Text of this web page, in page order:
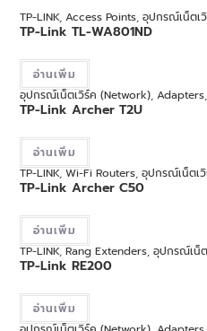
TP-LINK,Access Points,อุปกรณ์เน็ตเ
TP-Link TL-WA801ND
อ่านเพิ่ม
อุปกรณ์เน็ตเวิร์ค (Network),Adapters
TP-Link Archer T2U
อ่านเพิ่ม
TP-LINK,Wi-Fi Routers,อุปกรณ์เน็ตเ
TP-Link Archer C50
อ่านเพิ่ม
TP-LINK,Rang Extenders,อุปกรณ์เน็
TP-Link RE200
อ่านเพิ่ม